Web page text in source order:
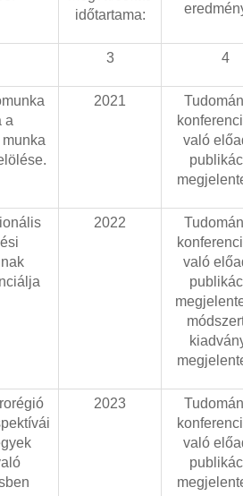
időtartama:
3 4
a
2021
való
2022
való
2023
való